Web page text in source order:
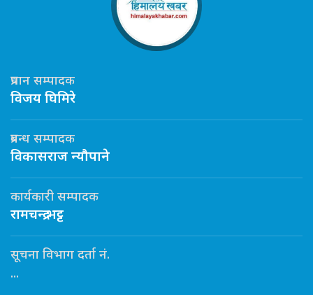
प्रधान सम्पादक
विजय घिमिरे
प्रबन्ध सम्पादक
विकासराज न्यौपाने
कार्यकारी सम्पादक
रामचन्द्र भट्ट
सूचना विभाग दर्ता नं.
...